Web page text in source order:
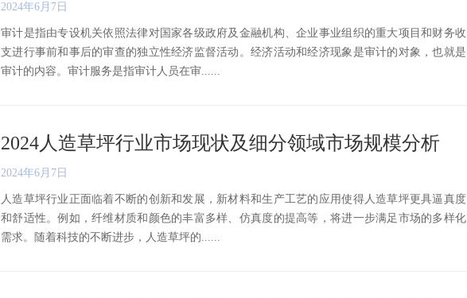
2024年6月7日
审计是指由专设机关依照法律对国家各级政府及金融机构、企业事业组织的重大项目和财务收
支进行事前和事后的审查的独立性经济监督活动。经济活动和经济现象是审计的对象，也就是
审计的内容。审计服务是指审计人员在审......
2024人造草坪行业市场现状及细分领域市场规模分析
2024年6月7日
人造草坪行业正面临着不断的创新和发展，新材料和生产工艺的应用使得人造草坪更具逼真度
和舒适性。例如，纤维材质和颜色的丰富多样、仿真度的提高等，将进一步满足市场的多样化
需求。随着科技的不断进步，人造草坪的......